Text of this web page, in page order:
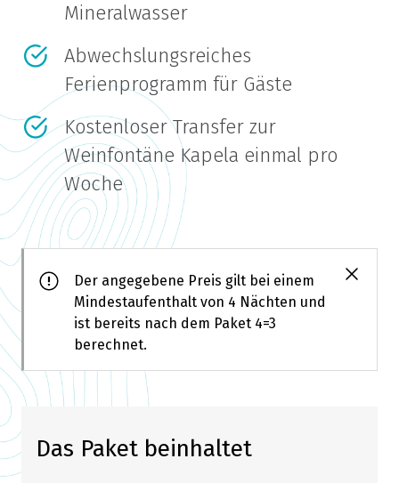
Mineralwasser
Abwechslungsreiches
Ferienprogramm für Gäste
Kostenloser Transfer zur
Weinfontäne Kapela einmal pro
Woche
Der angegebene Preis gilt bei einem
Mindestaufenthalt von 4 Nächten und
ist bereits nach dem Paket 4=3
berechnet.
Das Paket beinhaltet